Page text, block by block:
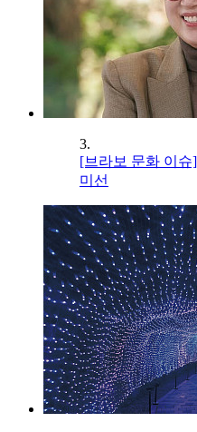
3.
[브라보 문화 이
미선